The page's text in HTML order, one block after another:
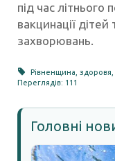
під час літнього
вакцинації
захворювань.
Рівненщина ,здоровя
Переглядів: 111
Головні